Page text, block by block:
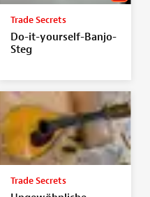
Trade Secrets
Do-it-yourself-Banjo-
Steg
Trade Secrets